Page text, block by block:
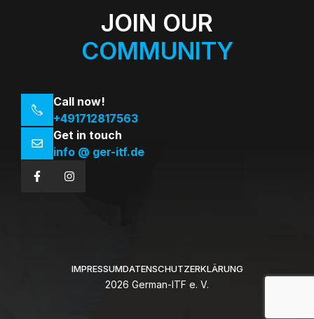
JOIN OUR
COMMUNITY
Call now!
+491712817563
Get in touch
info @ ger-itf.de
IMPRESSUMDATENSCHUTZERKLÄRUNG
2026 German-ITF e. V.